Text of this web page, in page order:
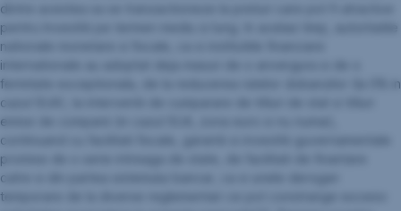
dintre acestea sa se tranzactioneze la preturi care pot fi atractive
pentru Investitii pe termen mediu si lung. In acelasi timp, autoritatile
nationale monetare si fiscale, ca si institutiile financiare
internationale au adoptat deja masuri de o anvergura si de o
fermitate exceptionala, de la reducerea ratelor dobanzilor (la 0% in
cazul SUA), la interventii de cumparare de titluri de stat si titluri
emise de companii (in cazul SUA, zona euro si nu numai),
continuand cu facilitati fiscale, garantii si investitii guvernamentale
promise de o serie intreaga de state, de facilitati de finantare
catre si din partea sistemului bancar, ca si unele derogari
temporare de la diverse reglementari ce pot constrange excesiv